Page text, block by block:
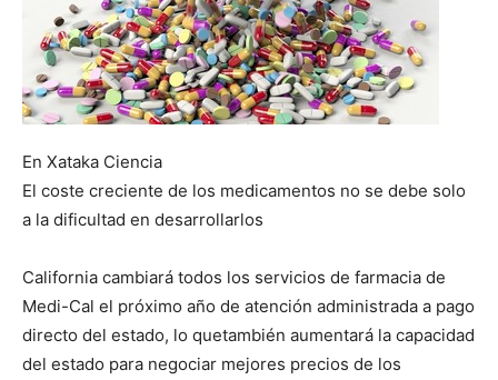
En Xataka Ciencia
El coste creciente de los medicamentos no se debe solo
a la dificultad en desarrollarlos
California cambiará todos los servicios de farmacia de
Medi-Cal el próximo año de atención administrada a pago
directo del estado, lo quetambién aumentará la capacidad
del estado para negociar mejores precios de los